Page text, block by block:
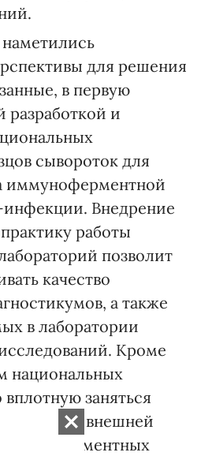
для решения
в первую
разработкой и
сывороток для
иммуноферментной
Внедрение
работы
позволит
качество
а также
в лаборатории
Кроме
национальных
заняться
системы внешней